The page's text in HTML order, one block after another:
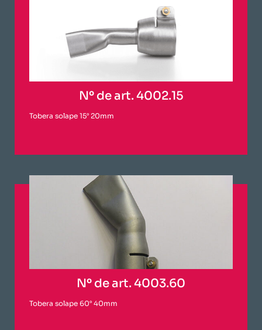
Nº de art. 4002.15
Tobera solape 15° 20mm
Nº de art. 4003.60
Tobera solape 60° 40mm